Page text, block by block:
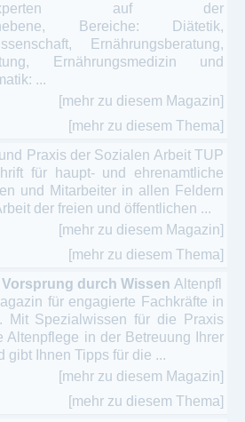
auf der
Bereiche: Diätetik,
Ernährungsberatung,
Ernährungsmedizin und
...
[mehr zu diesem Magazin]
[mehr zu diesem Thema]
Praxis der Sozialen Arbeit TUP
für haupt- und ehrenamtliche
und Mitarbeiter in allen Feldern
der freien und öffentlichen ...
[mehr zu diesem Magazin]
[mehr zu diesem Thema]
durch Wissen Altenpfl
für engagierte Fachkräfte in
Mit Spezialwissen für die Praxis
Altenpflege in der Betreuung Ihrer
gibt Ihnen Tipps für die ...
[mehr zu diesem Magazin]
[mehr zu diesem Thema]